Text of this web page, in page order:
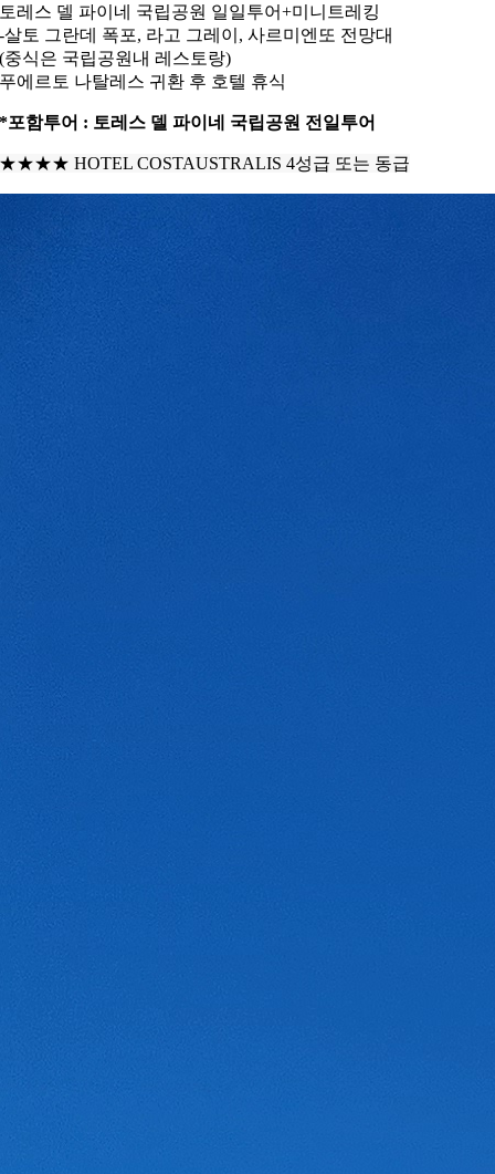
토레스 델 파이네 국립공원 일일투어+미니트레킹
-살토 그란데 폭포, 라고 그레이, 사르미엔또 전망대
(중식은 국립공원내 레스토랑)
푸에르토 나탈레스 귀환 후 호텔 휴식
*포함투어 : 토레스 델 파이네 국립공원 전일투어
★★★★HOTEL COSTAUSTRALIS 4성급 또는 동급